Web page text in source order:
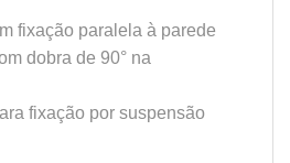
fixação paralela à parede
dobra de 90° na
fixação por suspensão